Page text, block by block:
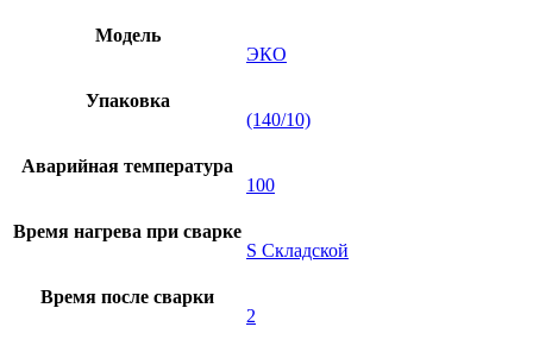
Модель
ЭКО
Упаковка
(140/10)
Аварийная температура
100
Время нагрева при сварке
S Складской
Время после сварки
2